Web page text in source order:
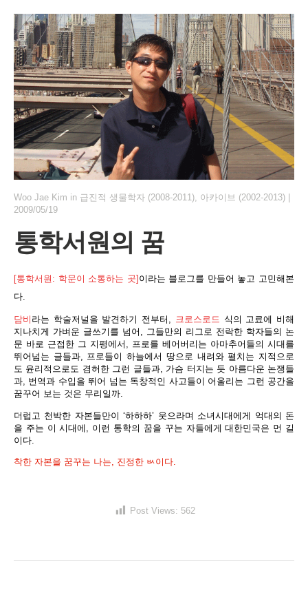
Woo Jae Kim in 급진적 생물학자 (2008-2011), 아카이브 (2002-2013)
2009/05/19
통학서원의 꿈
[통학서원: 학문이 소통하는 곳] 이라는 블로그를 만들어 놓고 고민해본
다.
담비 라는 학술저널을 발견하기 전부터, 크로스로드 식의 고료에 비해
지나치게 가벼운 글쓰기를 넘어, 그들만의 리그로 전락한 학자들의 논
문 바로 근접한 그 지평에서, 프로를 베어버리는 아마추어들의 시대를
뛰어넘는 글들과, 프로들이 하늘에서 땅으로 내려와 펼치는 지적으로
도 윤리적으로도 겸허한 그런 글들과, 가슴 터지는 듯 아름다운 논쟁들
과, 번역과 수입을 뛰어 넘는 독창적인 사고들이 어울리는 그런 공간을
꿈꾸어 보는 것은 무리일까.
더럽고 천박한 자본들만이 ‘하하하’ 웃으라며 소녀시대에게 억대의 돈
을 주는 이 시대에, 이런 통학의 꿈을 꾸는 자들에게 대한민국은 먼 길
이다.
착한 자본을 꿈꾸는 나는, 진정한 ㅄ이다.
Post Views: 562